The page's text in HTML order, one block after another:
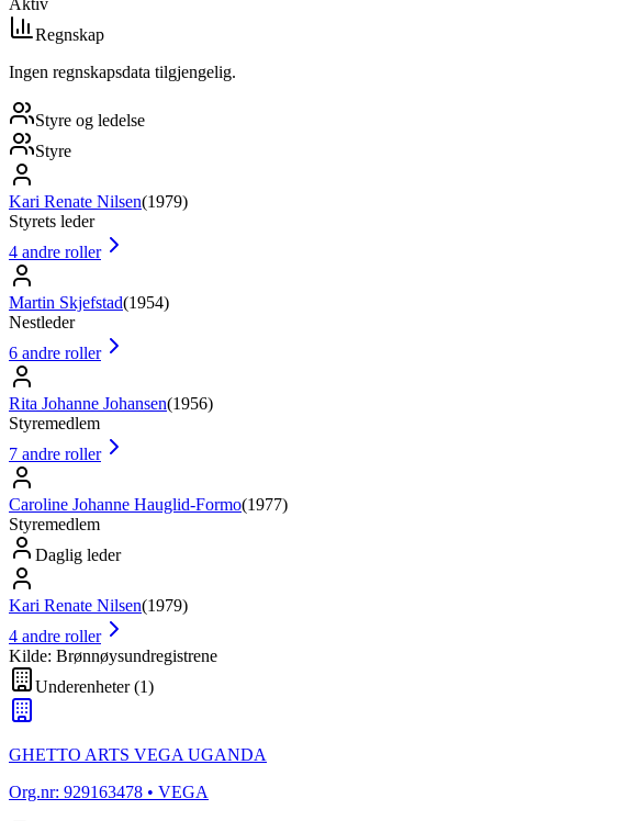
Regnskap
Ingen regnskapsdata tilgjengelig.
Styre og ledelse
Styre
Kari Renate Nilsen(1979)
Styrets leder
4 andre roller
Martin Skjefstad(1954)
Nestleder
6 andre roller
Rita Johanne Johansen(1956)
Styremedlem
7 andre roller
Caroline Johanne Hauglid-Formo(1977)
Styremedlem
Daglig leder
Kari Renate Nilsen(1979)
4 andre roller
Kilde: Brønnøysundregistrene
Underenheter(1)
GHETTO ARTS VEGA UGANDA
Org.nr: 929163478 • VEGA